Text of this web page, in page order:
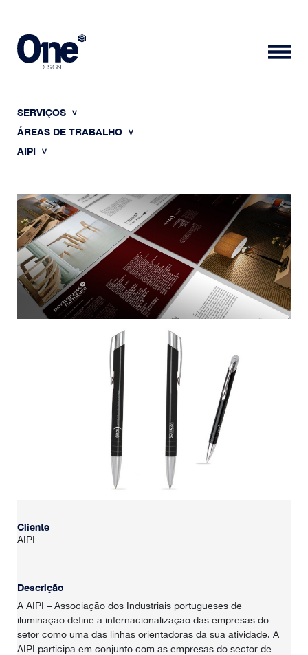
SERVIÇOS
ÁREAS DE TRABALHO
AIPI
Cliente
AIPI
Descrição
A AIPI – Associação dos Industriais portugueses de
iluminação define a internacionalização das empresas do
setor como uma das linhas orientadoras da sua atividade. A
AIPI participa em conjunto com as empresas do sector de